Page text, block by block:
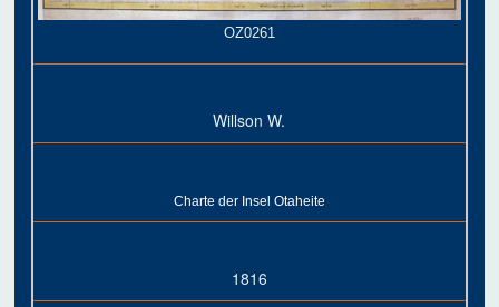
OZ0261
Willson W.
Charte der Insel Otaheite
1816